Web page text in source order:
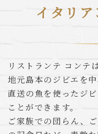
イタリア
リストランテ コンテ
地元島本のジビエを中
直送の魚を使った ジ
ことができます。
ご家族での団らん、